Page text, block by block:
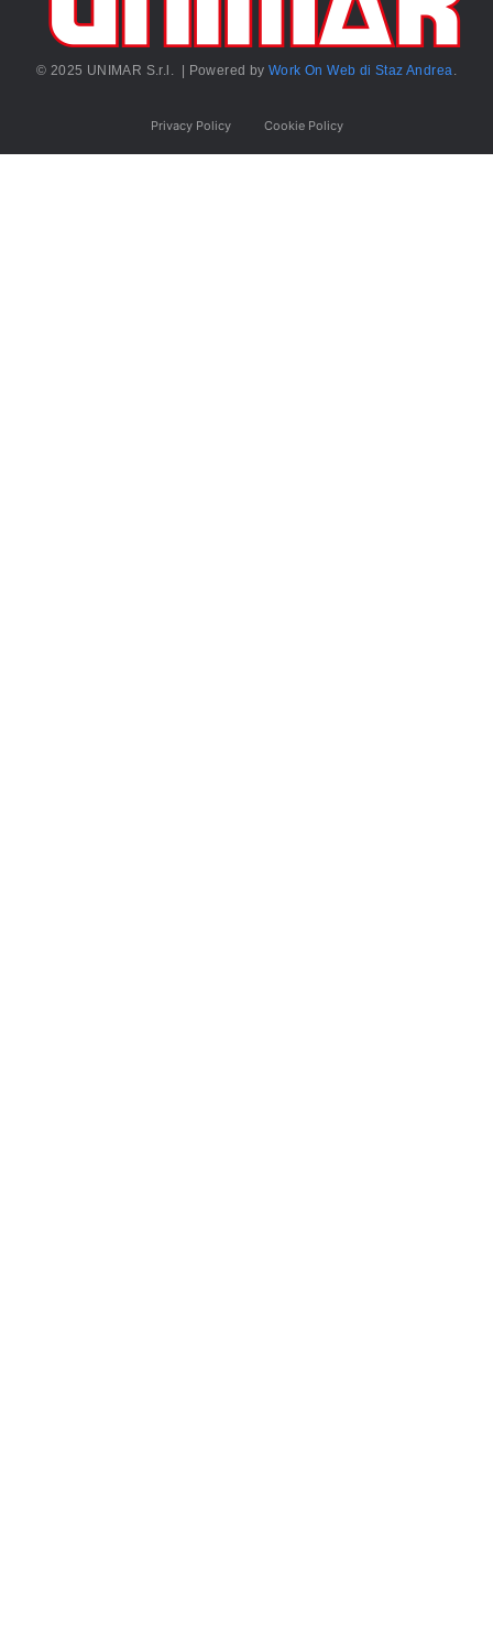
© 2025 UNIMAR S.r.l. | Powered byWork On Web di Staz Andrea.
Privacy Policy Cookie Policy